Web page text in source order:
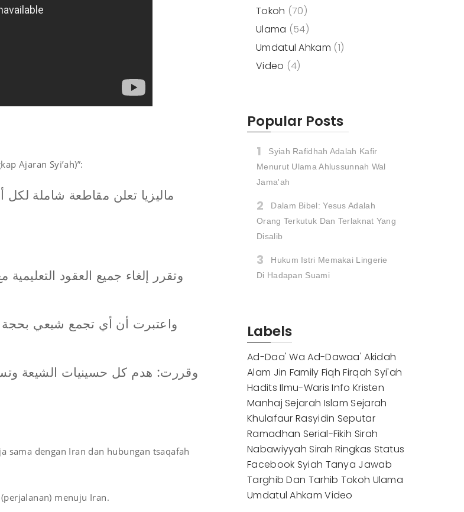
Ajaran Syi’ah)”:
ماليزيا تعلن مقاطعة شاملة لكل
وتقرر إلغاء جميع العقود
واعتبرت أن أي تجمع شيعي بحجة
وقررت: هدم كل حسينيات الشيعة
sama dengan Iran dan hubungan tsaqafah
menuju Iran.
Tokoh (70)
Ulama (54)
Umdatul Ahkam (1)
Video (4)
Popular Posts
Syiah Rafidhah Adalah Kafir
Menurut Ulama Ahlussunnah Wal
Jama'ah
Dalam Bibel: Yesus Adalah
Orang Terkutuk Dan Terlaknat Yang
Disalib
Hukum Istri Memakai Lingerie
Di Hadapan Suami
Labels
Ad-Daa' Wa Ad-Dawaa' Akidah
Alam Jin Family Fiqh Firqah Syi'ah
Hadits Ilmu-Waris Info Kristen
Manhaj Sejarah Islam Sejarah
Khulafaur Rasyidin Seputar
Ramadhan Serial-Fikih Sirah
Nabawiyyah Sirah Ringkas Status
Facebook Syiah Tanya Jawab
Targhib Dan Tarhib Tokoh Ulama
Umdatul Ahkam Video